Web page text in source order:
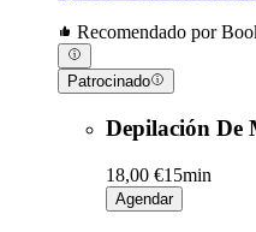
Recomendado por
Patrocinado
Depilación De
18,00 €15min
Agendar